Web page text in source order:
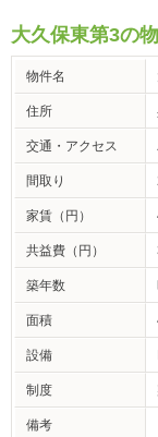
大久保東第3の
物件名
住所
交通・アクセス
間取り
家賃（円）
共益費（円）
築年数
面積
設備
制度
備考